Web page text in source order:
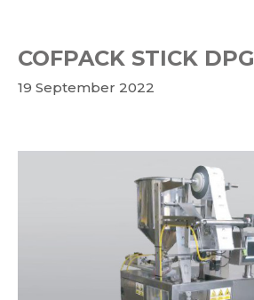
COFPACK STICK DPG
19 September 2022